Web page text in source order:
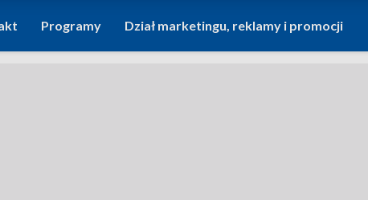
Programy Dział marketingu, reklamy i promocji